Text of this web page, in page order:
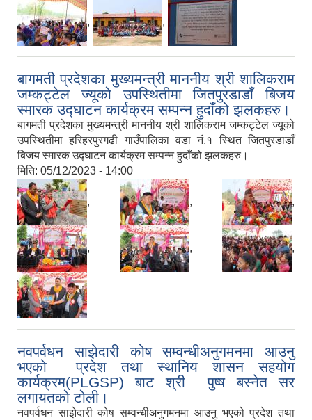
, ,
बागमती प्रदेशका मुख्यमन्त्री माननीय श्री शालिकराम
जम्कट्टेल ज्यूको उपस्थितीमा जितपुरडाडाँ बिजय
स्मारक उद्घाटन कार्यक्रम सम्पन्न हुदाँको झलकहरु।
बागमती प्रदेशका मुख्यमन्त्री माननीय श्री शालिकराम जम्कट्टेल ज्यूको
उपस्थितीमा हरिहरपुरगढी गाउँपालिका वडा नं.१ स्थित जितपुरडाडाँ
बिजय स्मारक उद्घाटन कार्यक्रम सम्पन्न हुदाँको झलकहरु।
मिति: 05/12/2023 - 14:00
, , ,
, , ,
नवपर्वधन साझेदारी कोष सम्वन्धीअनुगमनमा आउनु
भएको प्रदेश तथा स्थानिय शासन सहयोग
कार्यक्रम(PLGSP) बाट श्री पुष्ष बस्नेत सर
लगायतको टोली।
नवपर्वधन साझेदारी कोष सम्वन्धीअनुगमनमा आउनु भएको प्रदेश तथा